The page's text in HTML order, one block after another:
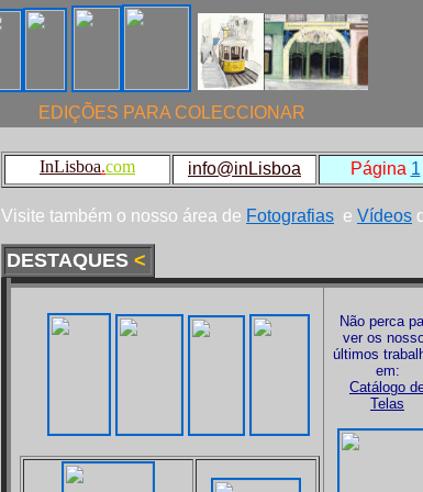
EDIÇÕES PARA COLECCIONAR
InLisboa.com info@inLisboa Página 1
Visite também o nosso área de Fotografias e Vídeos
DESTAQUES <
Não perca
ver os
últimos
em:
Catálogo
Telas